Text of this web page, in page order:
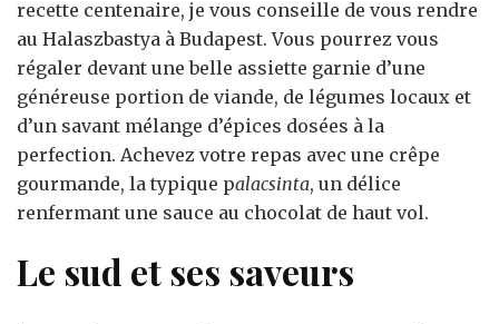
recette centenaire, je vous conseille de vous rendre
au Halaszbastya à Budapest. Vous pourrez vous
régaler devant une belle assiette garnie d’une
généreuse portion de viande, de légumes locaux et
d’un savant mélange d’épices dosées à la
perfection. Achevez votre repas avec une crêpe
gourmande, la typique palacsinta, un délice
renfermant une sauce au chocolat de haut vol.
Le sud et ses saveurs